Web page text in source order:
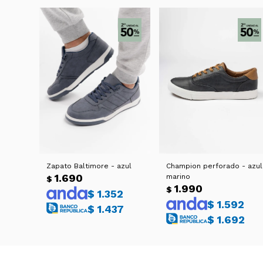
Zapato Baltimore - azul
$ 1.690
$ 1.352
$ 1.437
Champion perforado - azul
marino
$ 1.990
$ 1.592
$ 1.692